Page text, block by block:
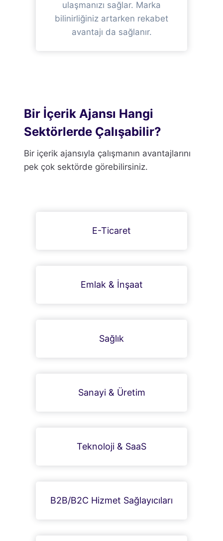
ulaşmanızı sağlar. Marka
bilinirliğiniz artarken rekabet
avantajı da sağlanır.
Bir İçerik Ajansı Hangi
Sektörlerde Çalışabilir?
Bir içerik ajansıyla çalışmanın avantajlarını
pek çok sektörde görebilirsiniz.
E-Ticaret
Emlak & İnşaat
Sağlık
Sanayi & Üretim
Teknoloji & SaaS
B2B/B2C Hizmet Sağlayıcıları